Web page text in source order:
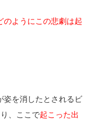
のようにこの悲劇は起
姿を消したとされるビ
、ここで起こった出